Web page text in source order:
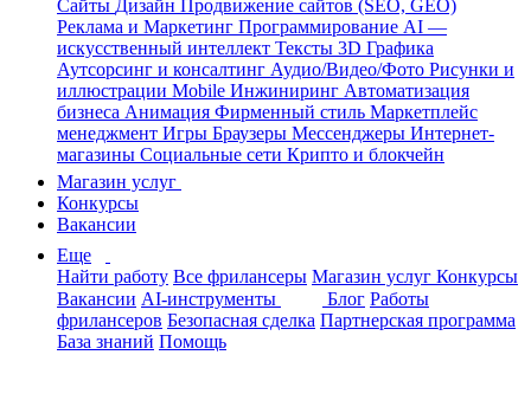
Сайты Дизайн Продвижение сайтов (SEO, GEO)
Реклама и Маркетинг Программирование AI —
искусственный интеллект Тексты 3D Графика
Аутсорсинг и консалтинг Аудио/Видео/Фото Рисунки и
иллюстрации Mobile Инжиниринг Автоматизация
бизнеса Анимация Фирменный стиль Маркетплейс
менеджмент Игры Браузеры Мессенджеры Интернет-
магазины Социальные сети Крипто и блокчейн
Магазин услуг
Конкурсы
Вакансии
Еще
Найти работу Все фрилансеры Магазин услуг Конкурсы
Вакансии AI-инструменты Блог Работы
фрилансеров Безопасная сделка Партнерская программа
База знаний Помощь